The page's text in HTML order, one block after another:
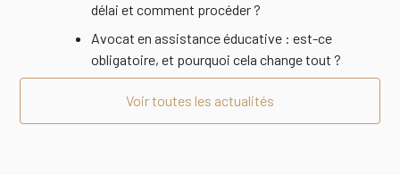
délai et comment procéder ?
Avocat en assistance éducative : est-ce
obligatoire, et pourquoi cela change tout ?
Voir toutes les actualités